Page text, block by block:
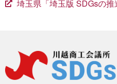
埼玉県「埼玉版 SDGsの推